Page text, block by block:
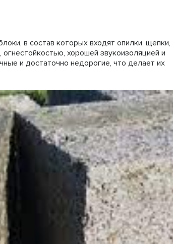
в состав которых входят опилки, щепки,
хорошей звукоизоляцией и
и достаточно недорогие, что делает их